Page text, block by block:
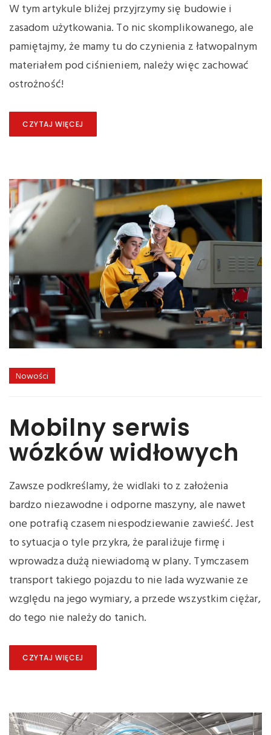
W tym artykule bliżej przyjrzymy się budowie i
zasadom użytkowania. To nic skomplikowanego, ale
pamiętajmy, że mamy tu do czynienia z łatwopalnym
materiałem pod ciśnieniem, należy więc zachować
ostrożność!
CZYTAJ WIĘCEJ
Nowości
Mobilny serwis
wózków widłowych
Zawsze podkreślamy, że widlaki to z założenia
bardzo niezawodne i odporne maszyny, ale nawet
one potrafią czasem niespodziewanie zawieść. Jest
to sytuacja o tyle przykra, że paraliżuje firmę i
wprowadza dużą niewiadomą w plany. Tymczasem
transport takiego pojazdu to nie lada wyzwanie ze
względu na jego wymiary, a przede wszystkim ciężar,
do tego nie należy do tanich.
CZYTAJ WIĘCEJ